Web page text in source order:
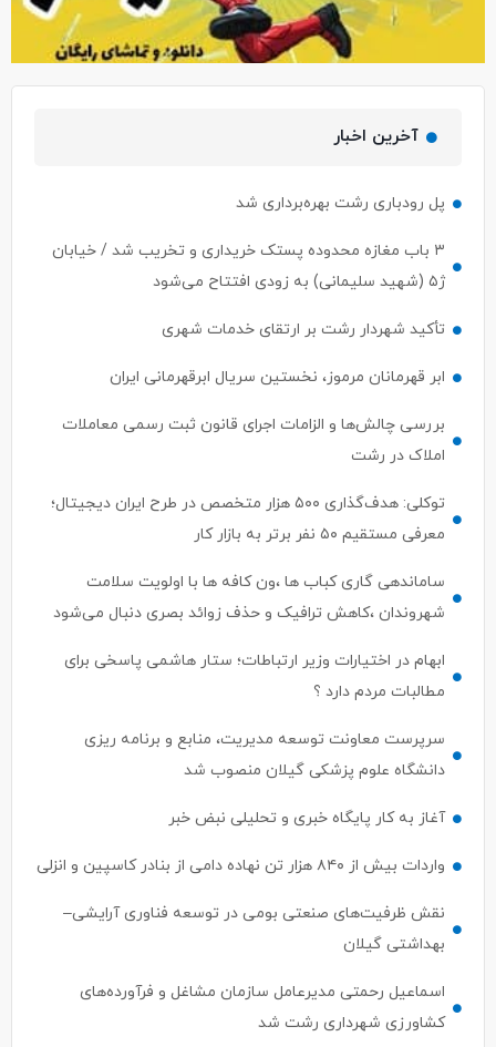
آخرین اخبار
پل رودباری رشت بهره‌برداری شد
۳ باب مغازه محدوده پستک خریداری و تخریب شد / خیابان
ژ۵ (شهید سلیمانی) به زودی افتتاح می‌شود
تأکید شهردار رشت بر ارتقای خدمات شهری
ابر قهرمانان مرموز، نخستین سریال ابرقهرمانی ایران
بررسی چالش‌ها و الزامات اجرای قانون ثبت رسمی معاملات
املاک در رشت
توکلی: هدف‌گذاری ۵۰۰ هزار متخصص در طرح ایران دیجیتال؛
معرفی مستقیم ۵۰ نفر برتر به بازار کار
ساماندهی گاری کباب ها ،ون کافه ها با اولویت سلامت
شهروندان ،کاهش ترافیک و حذف زوائد بصری دنبال می‌شود
ابهام در اختیارات وزیر ارتباطات؛ ستار هاشمی پاسخی برای
مطالبات مردم دارد ؟
سرپرست معاونت توسعه مدیریت، منابع و برنامه ریزی
دانشگاه علوم پزشکی گیلان منصوب شد
آغاز به کار پایگاه خبری و تحلیلی نبض خبر
واردات بیش از ۸۴۰ هزار تن نهاده دامی از بنادر كاسپین و انزلی
نقش ظرفیت‌های صنعتی بومی در توسعه فناوری آرایشی–
بهداشتی گیلان
اسماعیل رحمتی مدیرعامل سازمان مشاغل و فرآورده‌های
کشاورزی شهرداری رشت شد